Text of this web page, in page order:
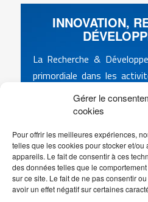
Gérer le
cookies
Pour offrir les meilleures expériences,
telles que les cookies pour stocker et/
appareils. Le fait de consentir à ces
des données telles que le
sur ce site. Le fait de ne pas consentir
avoir un effet négatif sur certaines
INNOVATION,
La Recherche &
primordiale dans les
pour enrichir nos
et maintenir ainsi un haut
L’innovation nous
produits étudiés que les
développement.